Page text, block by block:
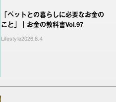
「ペットとの暮らしに必要なお金の
こと」｜お金の教科書Vol.97
Lifestyle2026.8.4